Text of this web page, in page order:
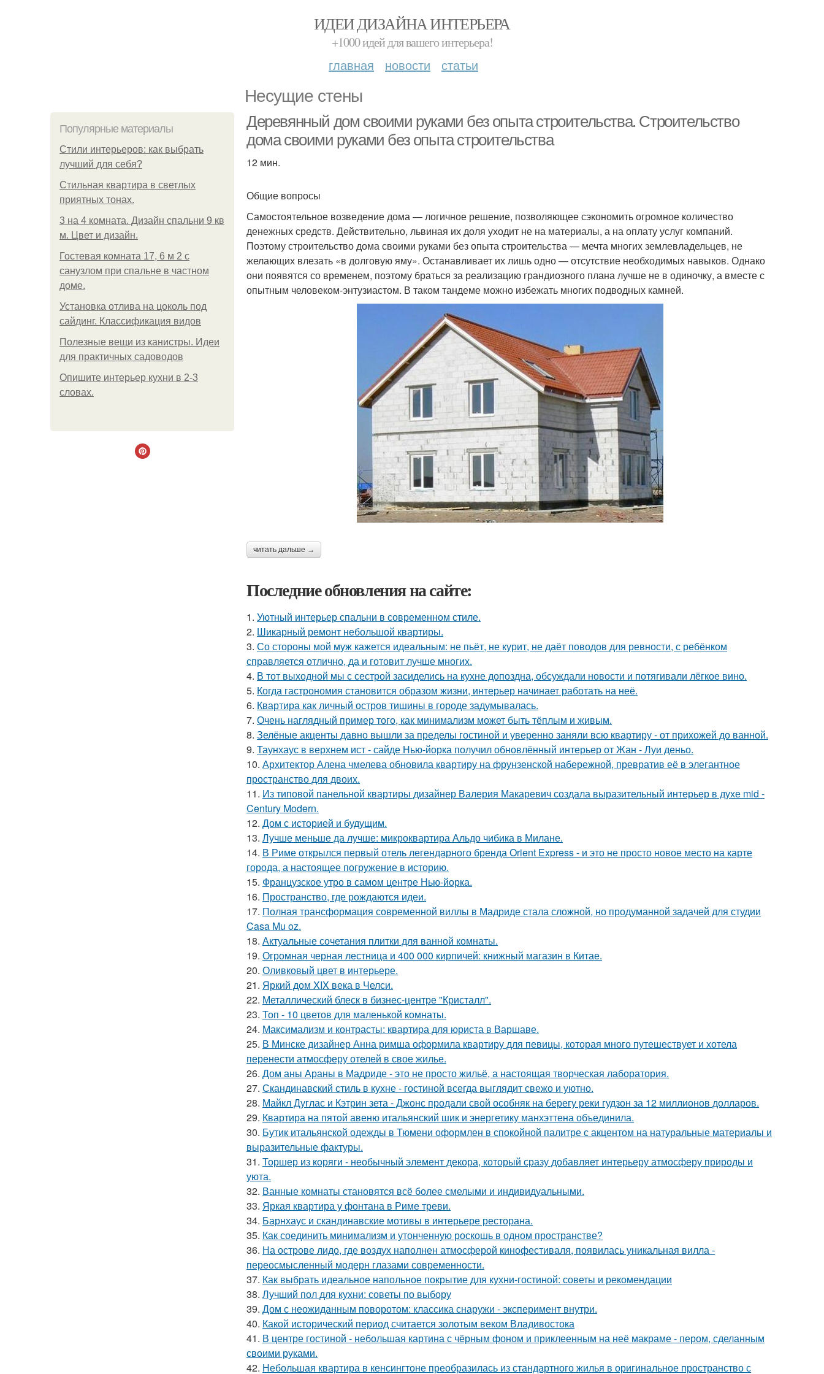
ИДЕИ ДИЗАЙНА ИНТЕРЬЕРА
+1000 идей для вашего интерьера!
главная новости статьи
Несущие стены
Популярные материалы
Стили интерьеров: как выбрать
лучший для себя?
Стильная квартира в светлых
приятных тонах.
3 на 4 комната. Дизайн спальни 9 кв
м. Цвет и дизайн.
Гостевая комната 17, 6 м 2 с
санузлом при спальне в частном
доме.
Установка отлива на цоколь под
сайдинг. Классификация видов
Полезные вещи из канистры. Идеи
для практичных садоводов
Опишите интерьер кухни в 2-3
словах.
Деревянный дом своими руками без опыта строительства. Строительство
дома своими руками без опыта строительства
12 мин.
Общие вопросы
Самостоятельное возведение дома — логичное решение, позволяющее сэкономить огромное количество
денежных средств. Действительно, львиная их доля уходит не на материалы, а на оплату услуг компаний.
Поэтому строительство дома своими руками без опыта строительства — мечта многих землевладельцев, не
желающих влезать «в долговую яму». Останавливает их лишь одно — отсутствие необходимых навыков. Однако
они появятся со временем, поэтому браться за реализацию грандиозного плана лучше не в одиночку, а вместе с
опытным человеком-энтузиастом. В таком тандеме можно избежать многих подводных камней.
читать дальше →
Последние обновления на сайте:
1. Уютный интерьер спальни в современном стиле.
2. Шикарный ремонт небольшой квартиры.
3. Со стороны мой муж кажется идеальным: не пьёт, не курит, не даёт поводов для ревности, с ребёнком
справляется отлично, да и готовит лучше многих.
4. В тот выходной мы с сестрой засиделись на кухне допоздна, обсуждали новости и потягивали лёгкое вино.
5. Когда гастрономия становится образом жизни, интерьер начинает работать на неё.
6. Квартира как личный остров тишины в городе задумывалась.
7. Очень наглядный пример того, как минимализм может быть тёплым и живым.
8. Зелёные акценты давно вышли за пределы гостиной и уверенно заняли всю квартиру - от прихожей до ванной.
9. Таунхаус в верхнем ист - сайде Нью-йорка получил обновлённый интерьер от Жан - Луи деньо.
10. Архитектор Алена чмелева обновила квартиру на фрунзенской набережной, превратив её в элегантное
пространство для двоих.
11. Из типовой панельной квартиры дизайнер Валерия Макаревич создала выразительный интерьер в духе mid -
Century Modern.
12. Дом с историей и будущим.
13. Лучше меньше да лучше: микроквартира Альдо чибика в Милане.
14. В Риме открылся первый отель легендарного бренда Orient Express - и это не просто новое место на карте
города, а настоящее погружение в историю.
15. Французское утро в самом центре Нью-йорка.
16. Пространство, где рождаются идеи.
17. Полная трансформация современной виллы в Мадриде стала сложной, но продуманной задачей для студии
Casa Mu oz.
18. Актуальные сочетания плитки для ванной комнаты.
19. Огромная черная лестница и 400 000 кирпичей: книжный магазин в Китае.
20. Оливковый цвет в интерьере.
21. Яркий дом XIX века в Челси.
22. Металлический блеск в бизнес-центре "Кристалл".
23. Топ - 10 цветов для маленькой комнаты.
24. Максимализм и контрасты: квартира для юриста в Варшаве.
25. В Минске дизайнер Анна римша оформила квартиру для певицы, которая много путешествует и хотела
перенести атмосферу отелей в свое жилье.
26. Дом аны Араны в Мадриде - это не просто жильё, а настоящая творческая лаборатория.
27. Скандинавский стиль в кухне - гостиной всегда выглядит свежо и уютно.
28. Майкл Дуглас и Кэтрин зета - Джонс продали свой особняк на берегу реки гудзон за 12 миллионов долларов.
29. Квартира на пятой авеню итальянский шик и энергетику манхэттена объединила.
30. Бутик итальянской одежды в Тюмени оформлен в спокойной палитре с акцентом на натуральные материалы и
выразительные фактуры.
31. Торшер из коряги - необычный элемент декора, который сразу добавляет интерьеру атмосферу природы и
уюта.
32. Ванные комнаты становятся всё более смелыми и индивидуальными.
33. Яркая квартира у фонтана в Риме треви.
34. Барнхаус и скандинавские мотивы в интерьере ресторана.
35. Как соединить минимализм и утонченную роскошь в одном пространстве?
36. На острове лидо, где воздух наполнен атмосферой кинофестиваля, появилась уникальная вилла -
переосмысленный модерн глазами современности.
37. Как выбрать идеальное напольное покрытие для кухни-гостиной: советы и рекомендации
38. Лучший пол для кухни: советы по выбору
39. Дом с неожиданным поворотом: классика снаружи - эксперимент внутри.
40. Какой исторический период считается золотым веком Владивостока
41. В центре гостиной - небольшая картина с чёрным фоном и приклеенным на неё макраме - пером, сделанным
своими руками.
42. Небольшая квартира в кенсингтоне преобразилась из стандартного жилья в оригинальное пространство с